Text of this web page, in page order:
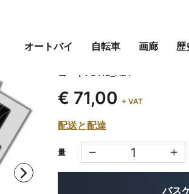
オートバイ 自転車 画廊 歴
ATLAS 36L アルミト
コード: U112_AL4
€ 71,00 + VAT
配送と配達
量
バス